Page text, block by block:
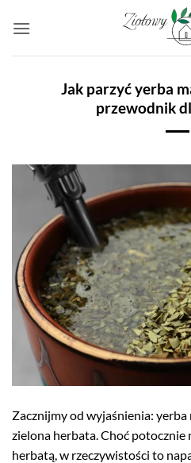
Jak parzyć yerba
przewodnik
Zacznijmy od wyjaśnienia:
zielona herbata. Choć potocznie
herbatą, w rzeczywistości to